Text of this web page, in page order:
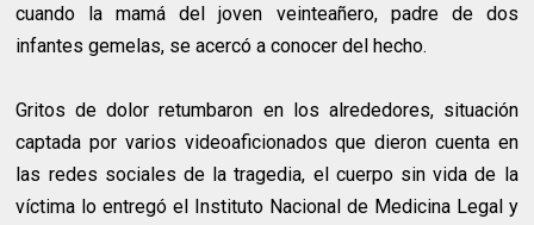
cuando la mamá del joven veinteañero, padre de dos
infantes gemelas, se acercó a conocer del hecho.
Gritos de dolor retumbaron en los alrededores, situación
captada por varios videoaficionados que dieron cuenta en
las redes sociales de la tragedia, el cuerpo sin vida de la
víctima lo entregó el Instituto Nacional de Medicina Legal y